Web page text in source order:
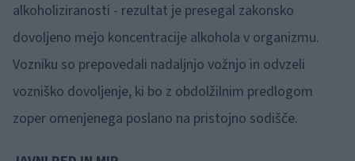
alkoholiziranosti - rezultat je presegal zakonsko
dovoljeno mejo koncentracije alkohola v organizmu.
Vozniku so prepovedali nadaljnjo vožnjo in odvzeli
vozniško dovoljenje, ki bo z obdolžilnim predlogom
zoper omenjenega poslano na pristojno sodišče.